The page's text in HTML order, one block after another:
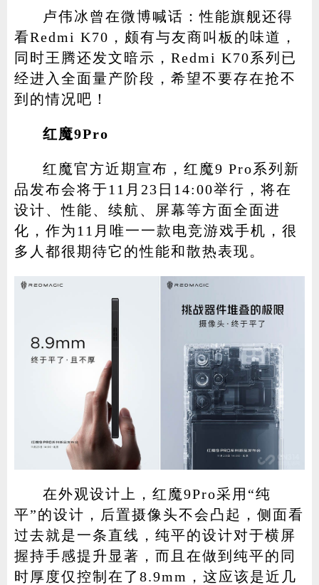
卢伟冰曾在微博喊话：性能旗舰还得
看Redmi K70，颇有与友商叫板的味道，
同时王腾还发文暗示，Redmi K70系列已
经进入全面量产阶段，希望不要存在抢不
到的情况吧！
红魔9Pro
红魔官方近期宣布，红魔9 Pro系列新
品发布会将于11月23日14:00举行，将在
设计、性能、续航、屏幕等方面全面进
化，作为11月唯一一款电竞游戏手机，很
多人都很期待它的性能和散热表现。
在外观设计上，红魔9Pro采用“纯
平”的设计，后置摄像头不会凸起，侧面看
过去就是一条直线，纯平的设计对于横屏
握持手感提升显著，而且在做到纯平的同
时厚度仅控制在了8.9mm，这应该是近几